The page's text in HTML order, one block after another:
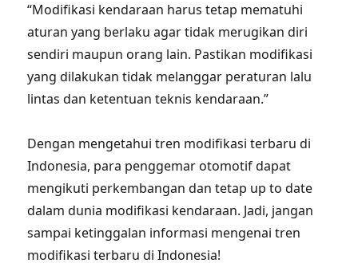
“Modifikasi kendaraan harus tetap mematuhi
aturan yang berlaku agar tidak merugikan diri
sendiri maupun orang lain. Pastikan modifikasi
yang dilakukan tidak melanggar peraturan lalu
lintas dan ketentuan teknis kendaraan.”
Dengan mengetahui tren modifikasi terbaru di
Indonesia, para penggemar otomotif dapat
mengikuti perkembangan dan tetap up to date
dalam dunia modifikasi kendaraan. Jadi, jangan
sampai ketinggalan informasi mengenai tren
modifikasi terbaru di Indonesia!